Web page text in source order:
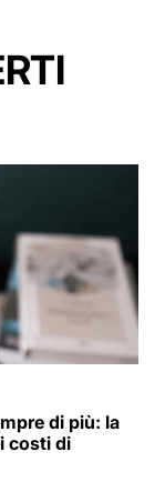
di più: la
costi di